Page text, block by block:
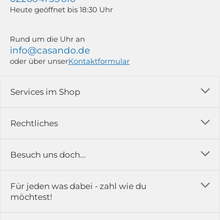
Rechtliches
Impressum
Rückgabe & Reklamation
Services im Shop
Versandkosten
Erfahrungsberichte & Bewertungen
Kontakt
Besuch uns doch...
in der Ausstellung...
Heute geöffnet bis 18:30 Uhr
Rund um die Uhr an
info@casando.de
oder über unserKontaktformular
Für jeden was dabei - zahl wie du
möchtest!